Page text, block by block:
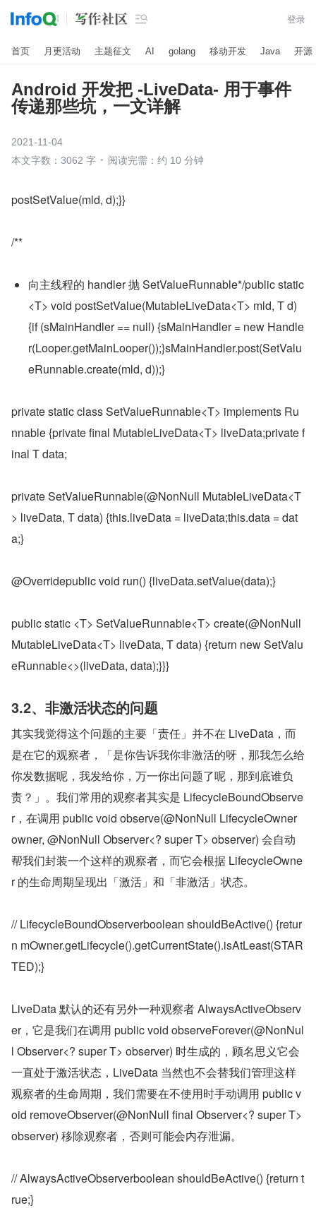
 登录
首页 月更活动 主题征文 AI golang 移动开发 Java 开源
Android 开发把 -LiveData- 用于事件
传递那些坑，一文详解
2021-11-04
本文字数：3062 字
阅读完需：约 10 分钟
postSetValue(mld, d);}}
/**
向主线程的 handler 抛 SetValueRunnable*/public static
<T> void postSetValue(MutableLiveData<T> mld, T d)
{if (sMainHandler == null) {sMainHandler = new Handle
r(Looper.getMainLooper());}sMainHandler.post(SetValu
eRunnable.create(mld, d));}
private static class SetValueRunnable<T> implements Ru
nnable {private final MutableLiveData<T> liveData;private f
inal T data;
private SetValueRunnable(@NonNull MutableLiveData<T
> liveData, T data) {this.liveData = liveData;this.data = dat
a;}
@Overridepublic void run() {liveData.setValue(data);}
public static <T> SetValueRunnable<T> create(@NonNull
MutableLiveData<T> liveData, T data) {return new SetValu
eRunnable<>(liveData, data);}}}
3.2、非激活状态的问题
其实我觉得这个问题的主要「责任」并不在 LiveData，而
是在它的观察者，「是你告诉我你非激活的呀，那我怎么给
你发数据呢，我发给你，万一你出问题了呢，那到底谁负
责？」。我们常用的观察者其实是 LifecycleBoundObserve
r，在调用 public void observe(@NonNull LifecycleOwner
owner, @NonNull Observer<? super T> observer) 会自动
帮我们封装一个这样的观察者，而它会根据 LifecycleOwne
r 的生命周期呈现出「激活」和「非激活」状态。
// LifecycleBoundObserverboolean shouldBeActive() {retur
n mOwner.getLifecycle().getCurrentState().isAtLeast(STAR
TED);}
LiveData 默认的还有另外一种观察者 AlwaysActiveObserv
er，它是我们在调用 public void observeForever(@NonNul
l Observer<? super T> observer) 时生成的，顾名思义它会
一直处于激活状态，LiveData 当然也不会替我们管理这样
观察者的生命周期，我们需要在不使用时手动调用 public v
oid removeObserver(@NonNull final Observer<? super T>
observer) 移除观察者，否则可能会内存泄漏。
// AlwaysActiveObserverboolean shouldBeActive() {return t
rue;}